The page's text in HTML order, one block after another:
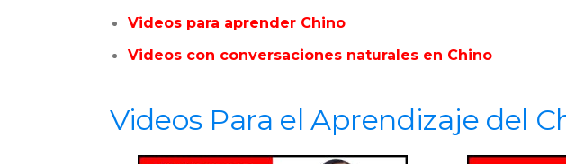
Videos para aprender Chino
Videos con conversaciones naturales en Chino
Videos Para el Aprendizaje del